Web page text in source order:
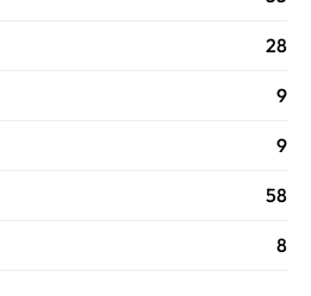
28
9
9
58
8